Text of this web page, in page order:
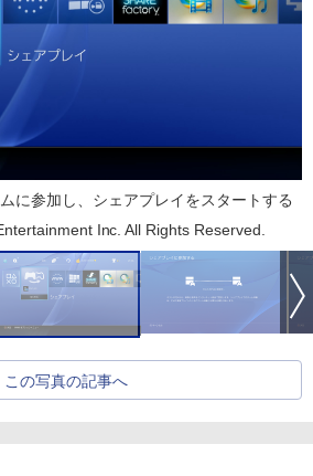
に参加し、シェアプレイをスタートする
Inc. All Rights Reserved.
この写真の記事へ